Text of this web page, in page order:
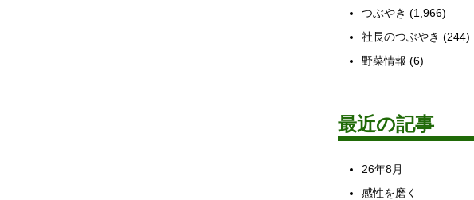
つぶやき (1,966)
社長のつぶやき (244)
野菜情報 (6)
最近の記事
26年8月
感性を磨く